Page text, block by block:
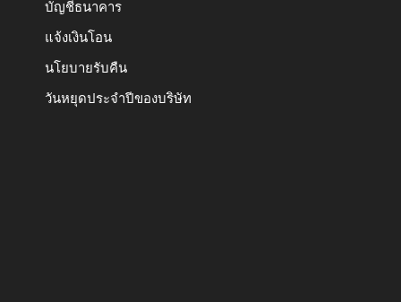
บัญชีธนาคาร
แจ้งเงินโอน
นโยบายรับคืน
วันหยุดประจำปีของบริษัท